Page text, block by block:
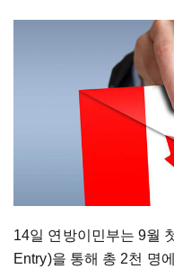
14일 연방이민부는 9월
Entry)을 통해 총 2천 명